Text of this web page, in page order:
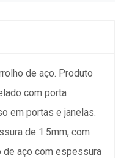
de aço. Produto
com porta
em portas e janelas.
de 1.5mm, com
de aço com espessura